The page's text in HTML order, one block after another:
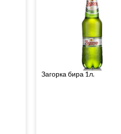
Загорка бира 1л.